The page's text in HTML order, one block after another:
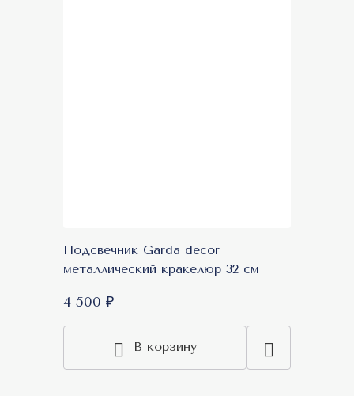
Подсвечник Garda decor
металлический кракелюр 32 см
4 500 ₽
В корзину